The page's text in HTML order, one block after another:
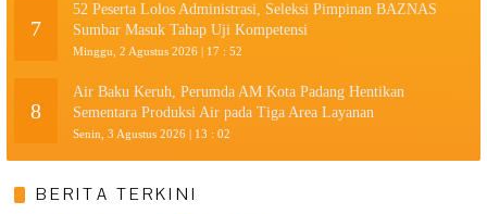
7
52 Peserta Lolos Administrasi, Seleksi Pimpinan BAZNAS
Sumbar Masuk Tahap Uji Kompetensi
Minggu, 2 Agustus 2026 | 17 : 52
8
Air Baku Keruh, Perumda AM Kota Padang Hentikan
Sementara Produksi Air pada Tiga Area Layanan
Senin, 3 Agustus 2026 | 13 : 02
BERITA TERKINI